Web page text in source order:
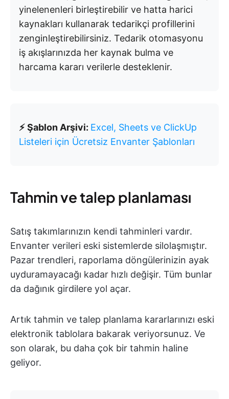
yinelenenleri birleştirebilir ve hatta harici
kaynakları kullanarak tedarikçi profillerini
zenginleştirebilirsiniz. Tedarik otomasyonu
iş akışlarınızda her kaynak bulma ve
harcama kararı verilerle desteklenir.
⚡ Şablon Arşivi: Excel, Sheets ve ClickUp
Listeleri için Ücretsiz Envanter Şablonları
Tahmin ve talep planlaması
Satış takımlarınızın kendi tahminleri vardır.
Envanter verileri eski sistemlerde silolaşmıştır.
Pazar trendleri, raporlama döngülerinizin ayak
uyduramayacağı kadar hızlı değişir. Tüm bunlar
da dağınık girdilere yol açar.
Artık tahmin ve talep planlama kararlarınızı eski
elektronik tablolara bakarak veriyorsunuz. Ve
son olarak, bu daha çok bir tahmin haline
geliyor.